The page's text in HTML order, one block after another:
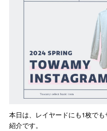
本日は、レイヤードにも1枚で
紹介です。